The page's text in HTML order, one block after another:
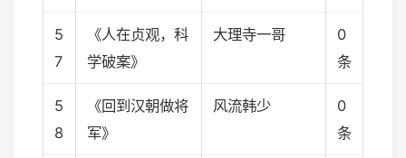
5
7
《人在贞观，科
学破案》
大理寺一哥
0
条
5
8
《回到汉朝做将
军》
风流韩少
0
条